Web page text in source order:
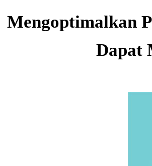
Mengoptimalkan
Dapat